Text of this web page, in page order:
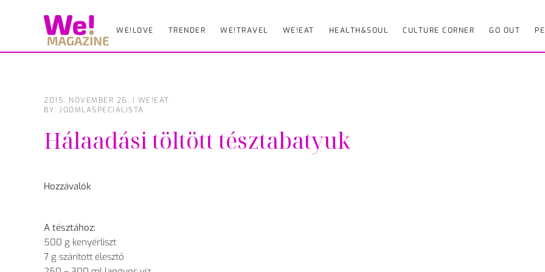
WE!LOVE TRENDER WE!TRAVEL WE!EAT HEALTH&SOUL CULTURE CORNER GO OUT
2015. NOVEMBER 26. | WE!EAT
BY: JOOMLASPECIALISTA
Hálaadási töltött tésztabatyuk
Hozzávalók
A tésztához:
500 g kenyérliszt
7 g szárított élesztő